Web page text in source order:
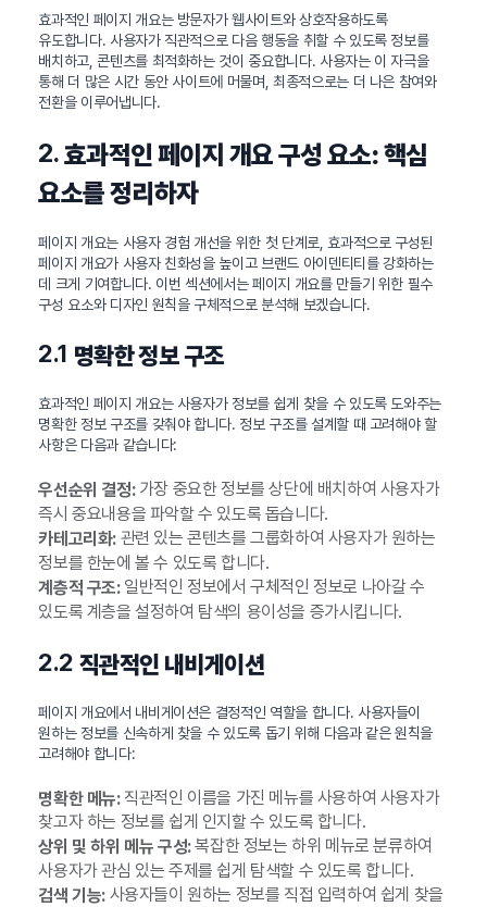
효과적인 페이지 개요는 방문자가 웹사이트와 상호작용하도록
유도합니다. 사용자가 직관적으로 다음 행동을 취할 수 있도록 정보를
배치하고, 콘텐츠를 최적화하는 것이 중요합니다. 사용자는 이 자극을
통해 더 많은 시간 동안 사이트에 머물며, 최종적으로는 더 나은 참여와
전환을 이루어냅니다.
2.효과적인 페이지 개요 구성 요소: 핵심
요소를 정리하자
페이지 개요는 사용자 경험 개선을 위한 첫 단계로, 효과적으로 구성된
페이지 개요가 사용자 친화성을 높이고 브랜드 아이덴티티를 강화하는
데 크게 기여합니다. 이번 섹션에서는 페이지 개요를 만들기 위한 필수
구성 요소와 디자인 원칙을 구체적으로 분석해 보겠습니다.
2.1 명확한 정보 구조
효과적인 페이지 개요는 사용자가 정보를 쉽게 찾을 수 있도록 도와주는
명확한 정보 구조를 갖춰야 합니다. 정보 구조를 설계할 때 고려해야 할
사항은 다음과 같습니다:
우선순위 결정:가장 중요한 정보를 상단에 배치하여 사용자가
즉시 중요내용을 파악할 수 있도록 돕습니다.
카테고리화:관련 있는 콘텐츠를 그룹화하여 사용자가 원하는
정보를 한눈에 볼 수 있도록 합니다.
계층적 구조:일반적인 정보에서 구체적인 정보로 나아갈 수
있도록 계층을 설정하여 탐색의 용이성을 증가시킵니다.
2.2 직관적인 내비게이션
페이지 개요에서 내비게이션은 결정적인 역할을 합니다. 사용자들이
원하는 정보를 신속하게 찾을 수 있도록 돕기 위해 다음과 같은 원칙을
고려해야 합니다:
명확한 메뉴:직관적인 이름을 가진 메뉴를 사용하여 사용자가
찾고자 하는 정보를 쉽게 인지할 수 있도록 합니다.
상위 및 하위 메뉴 구성:복잡한 정보는 하위 메뉴로 분류하여
사용자가 관심 있는 주제를 쉽게 탐색할 수 있도록 합니다.
검색 기능:사용자들이 원하는 정보를 직접 입력하여 쉽게 찾을